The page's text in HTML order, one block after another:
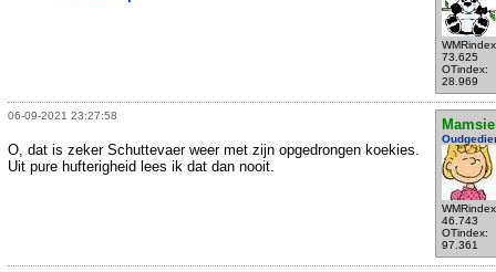
73.625
OTindex:
28.969
06-09-2021 23:27:58
Mamsie
46.743
OTindex:
97.361
O, dat is zeker Schuttevaer weer met zijn opgedrongen koekies.
Uit pure hufterigheid lees ik dat dan nooit.